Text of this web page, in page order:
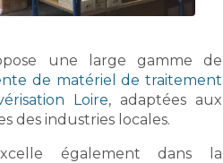
une large gamme de
de matériel de traitement
Loire, adaptées aux
des industries locales.
également dans la